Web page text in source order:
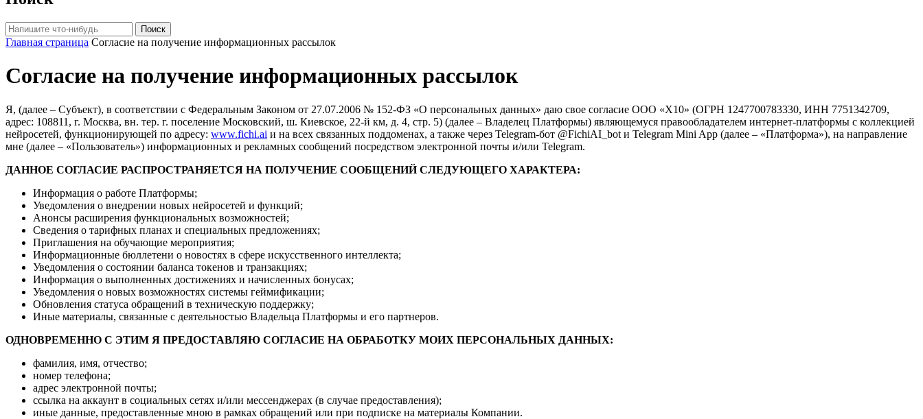
Поиск
Главная страница Согласие на получение информационных рассылок
Согласие на получение информационных рассылок
Я, (далее – Субъект), в соответствии с Федеральным Законом от 27.07.2006 № 152-ФЗ «О персональных данных» даю свое согласие ООО «Х10» (ОГРН 1247700783330, ИНН 7751342709,
адрес: 108811, г. Москва, вн. тер. г. поселение Московский, ш. Киевское, 22-й км, д. 4, стр. 5) (далее – Владелец Платформы) являющемуся правообладателем интернет-платформы с коллекцией
нейросетей, функционирующей по адресу: www.fichi.ai и на всех связанных поддоменах, а также через Telegram-бот @FichiAI_bot и Telegram Mini App (далее – «Платформа»), на направление
мне (далее – «Пользователь») информационных и рекламных сообщений посредством электронной почты и/или Telegram.
ДАННОЕ СОГЛАСИЕ РАСПРОСТРАНЯЕТСЯ НА ПОЛУЧЕНИЕ СООБЩЕНИЙ СЛЕДУЮЩЕГО ХАРАКТЕРА:
Информация о работе Платформы;
Уведомления о внедрении новых нейросетей и функций;
Анонсы расширения функциональных возможностей;
Сведения о тарифных планах и специальных предложениях;
Приглашения на обучающие мероприятия;
Информационные бюллетени о новостях в сфере искусственного интеллекта;
Уведомления о состоянии баланса токенов и транзакциях;
Информация о выполненных достижениях и начисленных бонусах;
Уведомления о новых возможностях системы геймификации;
Обновления статуса обращений в техническую поддержку;
Иные материалы, связанные с деятельностью Владельца Платформы и его партнеров.
ОДНОВРЕМЕННО С ЭТИМ Я ПРЕДОСТАВЛЯЮ СОГЛАСИЕ НА ОБРАБОТКУ МОИХ ПЕРСОНАЛЬНЫХ ДАННЫХ:
фамилия, имя, отчество;
номер телефона;
адрес электронной почты;
ссылка на аккаунт в социальных сетях и/или мессенджерах (в случае предоставления);
иные данные, предоставленные мною в рамках обращений или при подписке на материалы Компании.